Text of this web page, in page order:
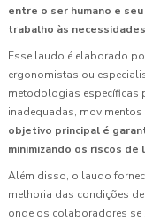
entre o ser humano e
trabalho às
Esse laudo é elaborado
ergonomistas ou
metodologias específicas
inadequadas,
objetivo principal é
minimizando os riscos
Além disso, o laudo
melhoria das condições
onde os colaboradores se